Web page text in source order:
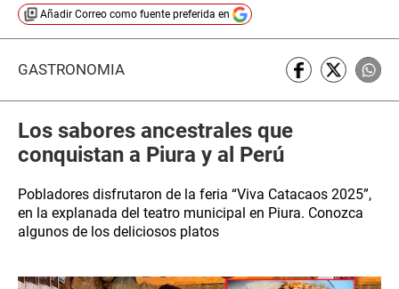
Añadir Correo como fuente preferida en
GASTRONOMÍA
Los sabores ancestrales que
conquistan a Piura y al Perú
Pobladores disfrutaron de la feria “Viva Catacaos 2025”,
en la explanada del teatro municipal en Piura. Conozca
algunos de los deliciosos platos